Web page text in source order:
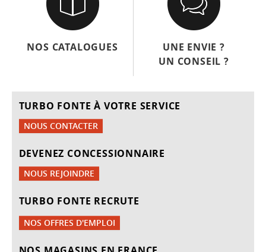
NOS CATALOGUES
UNE ENVIE ?
UN CONSEIL ?
TURBO FONTE À VOTRE SERVICE
NOUS CONTACTER
DEVENEZ CONCESSIONNAIRE
NOUS REJOINDRE
TURBO FONTE RECRUTE
NOS OFFRES D'EMPLOI